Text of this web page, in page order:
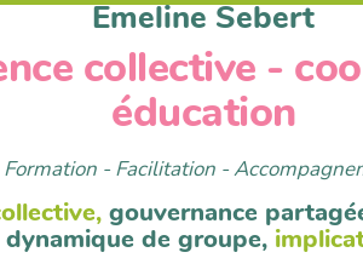
Emeline Sebert
collective -
éducation
Formation - Facilitation -
gouvernance
dynamique de groupe,